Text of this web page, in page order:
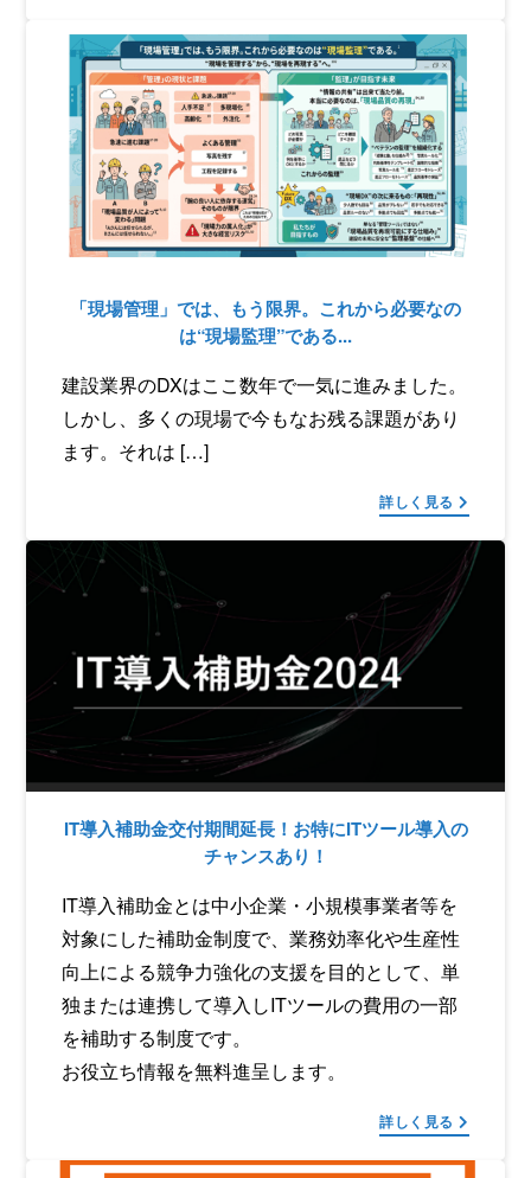
「現場管理」では、もう限界。これから必要なの
は“現場監理”である...
建設業界のDXはここ数年で一気に進みました。
しかし、多くの現場で今もなお残る課題があり
ます。それは […]
詳しく見る
IT導入補助金交付期間延長！お特にITツール導入の
チャンスあり！
IT導入補助金とは中小企業・小規模事業者等を
対象にした補助金制度で、業務効率化や生産性
向上による競争力強化の支援を目的として、単
独または連携して導入しITツールの費用の一部
を補助する制度です。
お役立ち情報を無料進呈します。
詳しく見る